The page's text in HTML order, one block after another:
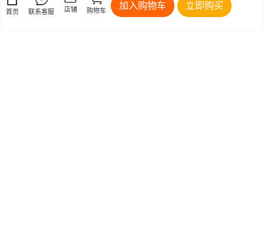
首页 联系客服 店铺 购物车 加入购物车 立即购买